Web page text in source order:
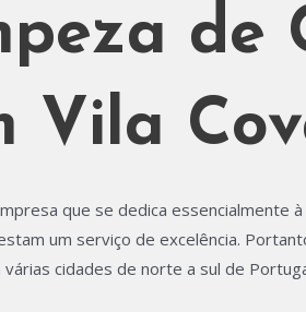
de
Vila
que se dedica essencialmente
um serviço de excelência.
cidades de norte a sul de